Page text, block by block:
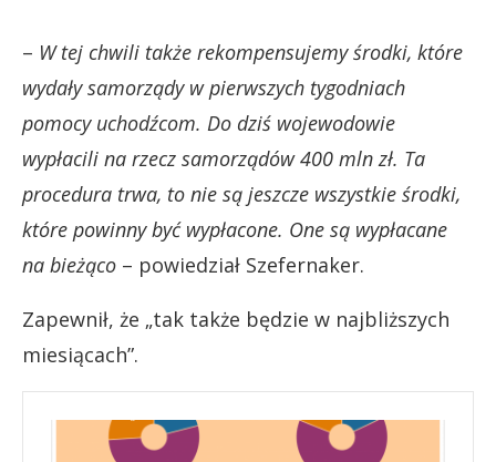
– W tej chwili także rekompensujemy środki, które
wydały samorządy w pierwszych tygodniach
pomocy uchodźcom. Do dziś wojewodowie
wypłacili na rzecz samorządów 400 mln zł. Ta
procedura trwa, to nie są jeszcze wszystkie środki,
które powinny być wypłacone. One są wypłacane
na bieżąco – powiedział Szefernaker.
Zapewnił, że „tak także będzie w najbliższych
miesiącach”.